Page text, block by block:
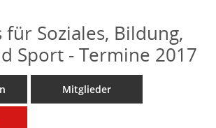
für Soziales, Bildung,
Sport - Termine 2017
Mitglieder